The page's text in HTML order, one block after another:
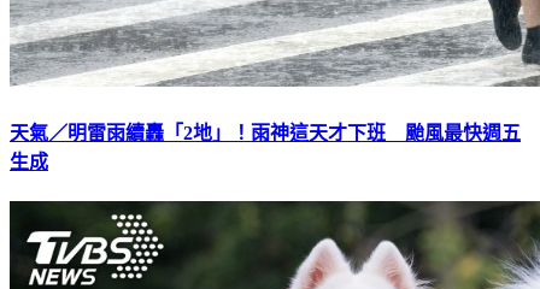
天氣／明雷雨續轟「2地」！雨神這天才下班 颱風最快週五
生成